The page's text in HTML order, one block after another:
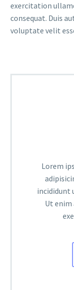
exercitation
consequat. Duis
voluptate velit
Lorem
incididunt
Ut enim